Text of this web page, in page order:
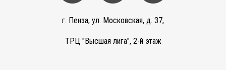
г. Пенза, ул. Московская, д. 37,
ТРЦ "Высшая лига", 2-й этаж